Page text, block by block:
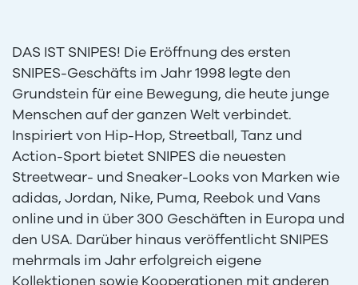
DAS IST SNIPES! Die Eröffnung des ersten
SNIPES-Geschäfts im Jahr 1998 legte den
Grundstein für eine Bewegung, die heute junge
Menschen auf der ganzen Welt verbindet.
Inspiriert von Hip-Hop, Streetball, Tanz und
Action-Sport bietet SNIPES die neuesten
Streetwear- und Sneaker-Looks von Marken wie
adidas, Jordan, Nike, Puma, Reebok und Vans
online und in über 300 Geschäften in Europa und
den USA. Darüber hinaus veröffentlicht SNIPES
mehrmals im Jahr erfolgreich eigene
Kollektionen sowie Kooperationen mit anderen